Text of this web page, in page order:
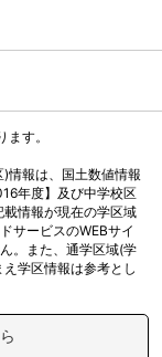
す。
情報は、国土数値情報
年度】及び中学校区
情報が現在の学区域
サービスのWEBサイ
。また、通学区域(学
学区情報は参考とし